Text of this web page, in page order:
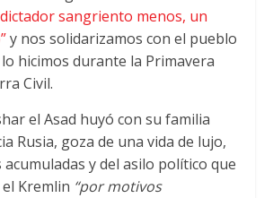
dictador sangriento menos, un
y nos solidarizamos con el pueblo
hicimos durante la Primavera
Civil.
el Asad huyó con su familia
Rusia, goza de una vida de lujo,
acumuladas y del asilo político que
Kremlin “por motivos